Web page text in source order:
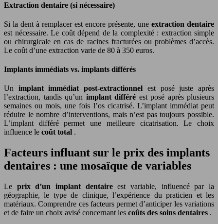
Extraction dentaire (si nécessaire)
Si la dent à remplacer est encore présente, une extraction dentaire
est nécessaire. Le coût dépend de la complexité : extraction simple
ou chirurgicale en cas de racines fracturées ou problèmes d’accès.
Le coût d’une extraction varie de 80 à 350 euros.
Implants immédiats vs. implants différés
Un implant immédiat post-extractionnel est posé juste après
l’extraction, tandis qu’un implant différé est posé après plusieurs
semaines ou mois, une fois l’os cicatrisé. L’implant immédiat peut
réduire le nombre d’interventions, mais n’est pas toujours possible.
L’implant différé permet une meilleure cicatrisation. Le choix
influence le coût total .
Facteurs influant sur le prix des implants
dentaires : une mosaïque de variables
Le prix d’un implant dentaireest variable, influencé par la
géographie, le type de clinique, l’expérience du praticien et les
matériaux. Comprendre ces facteurs permet d’anticiper les variations
et de faire un choix avisé concernant les coûts des soins dentaires .